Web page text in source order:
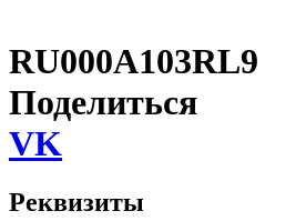
RU000A103RL9
Поделиться
VK
Реквизиты